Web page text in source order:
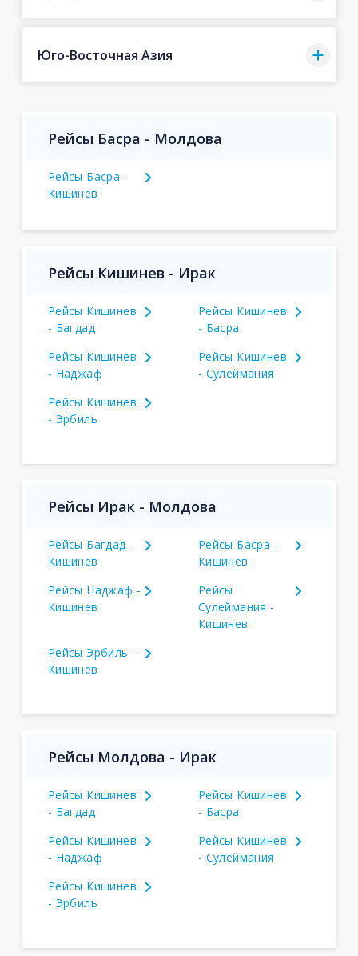
Юго-Восточная Азия
Рейсы Басра - Молдова
Рейсы Басра -
Кишинев
Рейсы Кишинев - Ирак
Рейсы Кишинев
- Багдад
Рейсы Кишинев
- Басра
Рейсы Кишинев
- Наджаф
Рейсы Кишинев
- Сулеймания
Рейсы Кишинев
- Эрбиль
Рейсы Ирак - Молдова
Рейсы Багдад -
Кишинев
Рейсы Басра -
Кишинев
Рейсы Наджаф -
Кишинев
Рейсы
Сулеймания -
Кишинев
Рейсы Эрбиль -
Кишинев
Рейсы Молдова - Ирак
Рейсы Кишинев
- Багдад
Рейсы Кишинев
- Басра
Рейсы Кишинев
- Наджаф
Рейсы Кишинев
- Сулеймания
Рейсы Кишинев
- Эрбиль